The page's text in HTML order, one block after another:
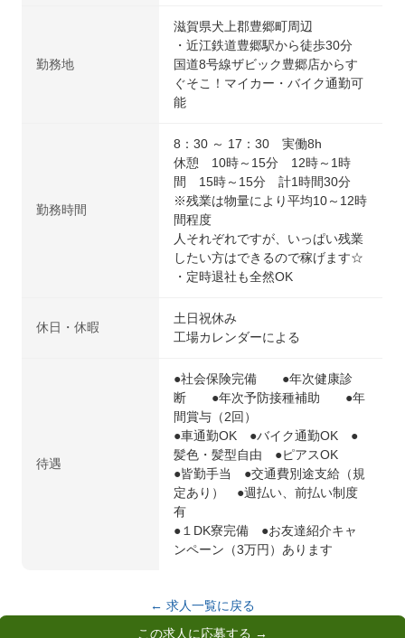
勤務地
滋賀県犬上郡豊郷町周辺
・近江鉄道豊郷駅から徒歩30分
国道8号線ザビック豊郷店からす
ぐそこ！マイカー・バイク通勤可
能
勤務時間
8：30 ～ 17：30 実働8h
休憩 10時～15分 12時～1時
間 15時～15分 計1時間30分
※残業は物量により平均10～12時
間程度
人それぞれですが、いっぱい残業
したい方はできるので稼げます☆
・定時退社も全然OK
休日・休暇
土日祝休み
工場カレンダーによる
待遇
●社会保険完備 ●年次健康診
断 ●年次予防接種補助 ●年
間賞与（2回）
●車通勤OK ●バイク通勤OK ●
髪色・髪型自由 ●ピアスOK
●皆勤手当 ●交通費別途支給（規
定あり） ●週払い、前払い制度
有
●１DK寮完備 ●お友達紹介キャ
ンペーン（3万円）あります
← 求人一覧に戻る
この求人に応募する →